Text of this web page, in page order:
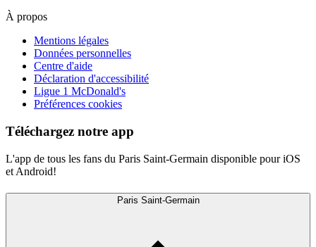
À propos
Mentions légales
Données personnelles
Centre d'aide
Déclaration d'accessibilité
Ligue 1 McDonald's
Préférences cookies
Téléchargez notre app
L'app de tous les fans du Paris Saint-Germain disponible pour iOS
et Android!
Paris Saint-Germain